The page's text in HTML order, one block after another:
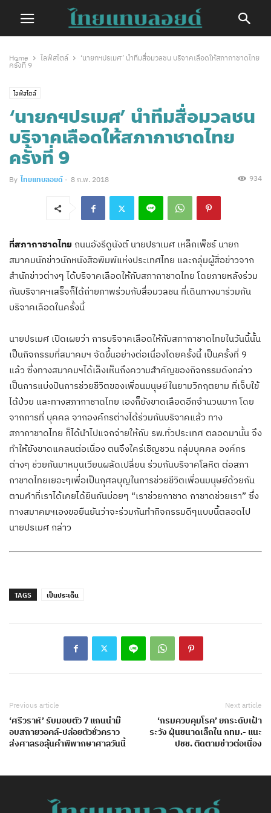
Home ไลฟ์สไตล์
‘นายกฯปรเมศ’ นำทีมสื่อมวลชน บริจาคเลือดให้สภากาชาดไทย
ครั้งที่ 9
ไลฟ์สไตล์
‘นายกฯปรเมศ’ นำทีมสื่อมวลชน
บริจาคเลือดให้สภากาชาดไทย
ครั้งที่ 9
By ไทยแทบลอยด์ - 8 ก.พ. 2018 934
ที่สภากาชาดไทย ถนนอังรีดูนังต์ นายปราเมศ เหล็กเพ็ชร์ นายก
สมาคมนักข่าวนักหนังสือพิมพ์แห่งประเทศไทย และกลุ่มผู้สื่อข่าวจาก
สำนักข่าวต่างๆ ได้บริจาคเลือดให้กับสภากาชาดไทย โดยภายหลังร่วม
กันบริจาคฯเสร็จก็ได้ถ่ายภาพร่วมกับสื่อมวลชน ที่เดินทางมาร่วมกัน
บริจาคเลือดในครั้งนี้
นายปรเมศ เปิดเผยว่า การบริจาคเลือดให้กับสภากาชาดไทยในวันนี้นั้น
เป็นกิจกรรมที่สมาคมฯ จัดขึ้นอย่างต่อเนื่องโดยครั้งนี้ เป็นครั้งที่ 9
แล้ว ซึ่งทางสมาคมฯได้เล็งเห็นถึงความสำคัญของกิจกรรมดังกล่าว
เป็นการแบ่งปันการช่วยชีวิตของเพื่อนมนุษย์ในยามวิกฤตยาม ที่เจ็บใข้
ได้ป่วย และทางสภากาชาดไทย เองก็ยังขาดเลือดอีกจำนวนมาก โดย
จากการที่ บุคคล จากองค์กรต่างได้ร่วมกันบริจาคแล้ว ทาง
สภากาชาดไทย ก็ได้นำไปแจกจ่ายให้กับ รพ.ทั่วประเทศ ตลอดมานั้น จึง
ทำให้ยังขาดแคลนต่อเนื่อง ตนจึงใคร่เชิญชวน กลุ่มบุคคล องค์กร
ต่างๆ ช่วยกันมาหมุนเวียนผลัดเปลี่ยน ร่วมกันบริจาคโลหิต ต่อสภา
กาชาดไทยเยอะๆเพื่อเป็นกุศลบุญในการช่วยชีวิตเพื่อนมนุษย์ด้วยกัน
ตามคำที่เราได้เคยได้ยินกันบ่อยๆ “เราช่วยกาชาด กาชาดช่วยเรา” ซึ่ง
ทางสมาคมฯเองขอยืนยันว่าจะร่วมกันทำกิจกรรมดีๆแบบนี้ตลอดไป
นายปรเมศ กล่าว
TAGS เป็นประเด็น
Previous article
‘ศรีวราห์’ รับมอบตัว 7 แกนนำม๊
อบสกายวอคล์-ปล่อยตัวชั่วคราว
ส่งศาลรอลุ้นคำพิพากษาศาลวันนี้
Next article
‘กรมควบคุมโรค’ ยกระดับเฝ้า
ระวัง ฝุ่นขนาดเล็กใน กทม.- แนะ
ปชช. ติดตามข่าวต่อเนื่อง